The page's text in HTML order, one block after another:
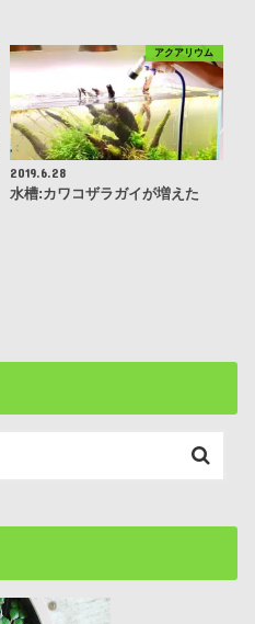
アクアリウム
2019.6.28
水槽:カワコザラガイが増えた